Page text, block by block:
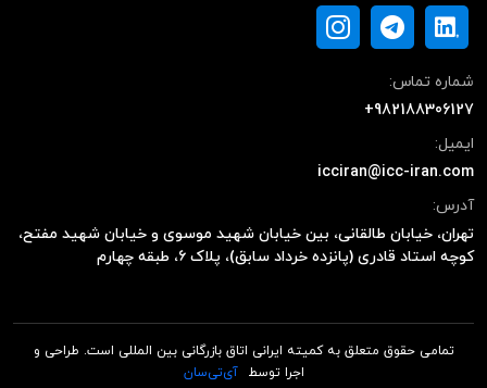
شماره تماس:
+982188306127
ایمیل:
icciran@icc-iran.com
آدرس:
تهران، خیابان طالقانی، بین خیابان شهید موسوی و خیابان شهید مفتح،
کوچه استاد قادری (پانزده خرداد سابق)، پلاک ۶، طبقه چهارم
تمامی حقوق متعلق به کمیته ایرانی اتاق بازرگانی بین المللی است. طراحی و
اجرا توسط
آی‌تی‌سان